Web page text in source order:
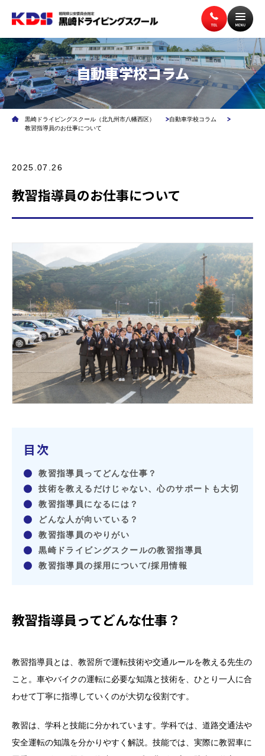
トップページ 入校案内
企業安全運転研修 学校交通安全講習
教習生ページ
自動車学校コラム
黒崎ドライビングスクール（北九州市八幡西区）
自動車学校コラム
教習指導員のお仕事について
2025.07.26
教習指導員のお仕事について
目次
教習指導員ってどんな仕事？
技術を教えるだけじゃない、心のサポートも大切
教習指導員になるには？
どんな人が向いている？
教習指導員のやりがい
黒崎ドライビングスクールの教習指導員
教習指導員の採用について/採用情報
教習指導員ってどんな仕事？
教習指導員とは、教習所で運転技術や交通ルールを教える先生の
こと。車やバイクの運転に必要な知識と技術を、ひとり一人に合
わせて丁寧に指導していくのが大切な役割です。
教習は、学科と技能に分かれています。学科では、道路交通法や
安全運転の知識を分かりやすく解説。技能では、実際に教習車に